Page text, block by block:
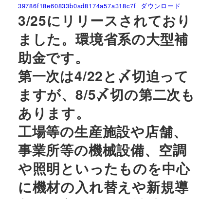
39786f18e60833b0ad8174a57a318c7f ダウンロード
3/25にリリースされており
ました。環境省系の大型補
助金です。
第一次は4/22と〆切迫って
ますが、8/5〆切の第二次も
あります。
工場等の生産施設や店舗、
事業所等の機械設備、空調
や照明といったものを中心
に機材の入れ替えや新規導